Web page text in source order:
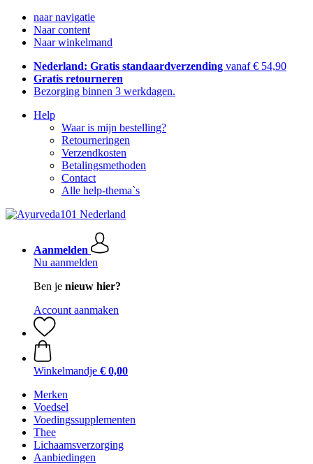
naar navigatie
Naar content
Naar winkelmand
Nederland: Gratis standaardverzending vanaf € 54,90
Gratis retourneren
Bezorging binnen 3 werkdagen.
Help
Waar is mijn bestelling?
Retourneringen
Verzendkosten
Betalingsmethoden
Contact
Alle help-thema`s
Aanmelden
Nu aanmelden
Ben je nieuw hier?
Account aanmaken
Winkelmandje € 0,00
Merken
Voedsel
Voedingssupplementen
Thee
Lichaamsverzorging
Aanbiedingen